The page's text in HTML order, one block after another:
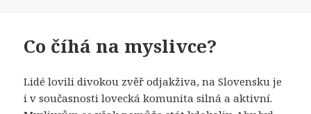
Co číhá na myslivce?
Lidé lovili divokou zvěř odjakživa, na Slovensku je
i v současnosti lovecká komunita silná a aktivní.